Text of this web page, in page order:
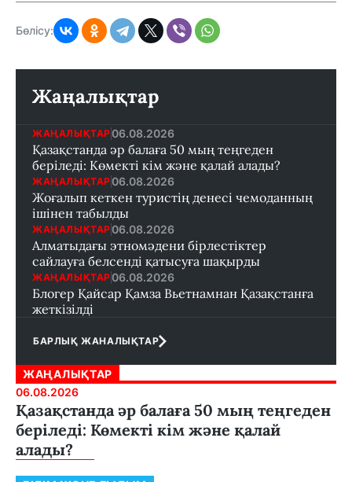
Бөлісу:
Жаңалықтар
ЖАҢАЛЫҚТАР 06.08.2026
Қазақстанда әр балаға 50 мың теңгеден
беріледі: Көмекті кім және қалай алады?
ЖАҢАЛЫҚТАР 06.08.2026
Жоғалып кеткен туристің денесі чемоданның
ішінен табылды
ЖАҢАЛЫҚТАР 06.08.2026
Алматыдағы этномәдени бірлестіктер
сайлауға белсенді қатысуға шақырды
ЖАҢАЛЫҚТАР 06.08.2026
Блогер Қайсар Қамза Вьетнамнан Қазақстанға
жеткізілді
БАРЛЫҚ ЖАНАЛЫҚТАР
ЖАҢАЛЫҚТАР
06.08.2026
Қазақстанда әр балаға 50 мың теңгеден
беріледі: Көмекті кім және қалай
алады?